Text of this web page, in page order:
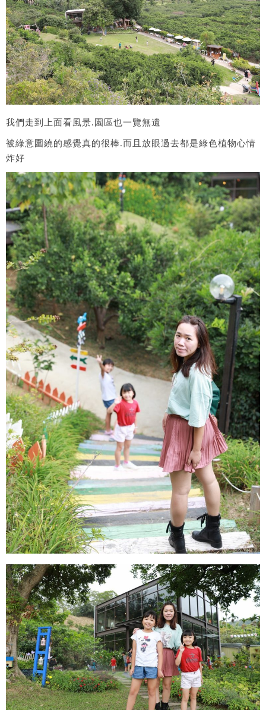
我們走到上面看風景.園區也一覽無遺
被綠意圍繞的感覺真的很棒.而且放眼過去都是綠色植物心情
炸好